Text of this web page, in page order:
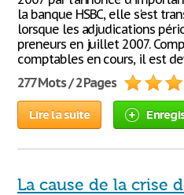
la banque HSBC, elle s'est
lorsque les adjudications
preneurs en juillet 2007.
comptables en cours, il est
277 Mots / 2 Pages
Lire la suite
La cause de la crise